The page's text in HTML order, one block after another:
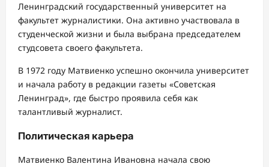
Ленинградский государственный университет на
факультет журналистики. Она активно участвовала в
студенческой жизни и была выбрана председателем
студсовета своего факультета.
В 1972 году Матвиенко успешно окончила университет
и начала работу в редакции газеты «Советская
Ленинград», где быстро проявила себя как
талантливый журналист.
Политическая карьера
Матвиенко Валентина Ивановна начала свою